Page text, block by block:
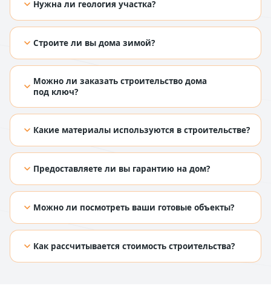
Нужна ли геология участка?
[TODO: добавить ответ из Figma]
Строите ли вы дома зимой?
[TODO: добавить ответ из Figma]
Можно ли заказать строительство дома
под ключ?
[TODO: добавить ответ из Figma]
Какие материалы используются в строительстве?
[TODO: добавить ответ из Figma]
Предоставляете ли вы гарантию на дом?
[TODO: добавить ответ из Figma]
Можно ли посмотреть ваши готовые объекты?
[TODO: добавить ответ из Figma]
Как рассчитывается стоимость строительства?